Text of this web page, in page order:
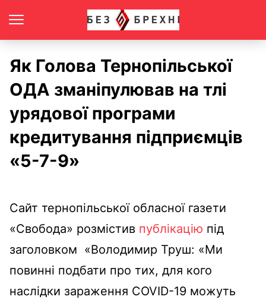
Як Голова Тернопільської
ОДА зманіпулював на тлі
урядової програми
кредитування підприємців
«5-7-9»
Сайт тернопільської обласної газети
«Свобода» розмістив публікацію під
заголовком «Володимир Труш: «Ми
повинні подбати про тих, для кого
наслідки зараження COVID-19 можуть